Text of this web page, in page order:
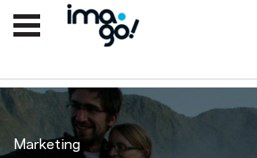
Marketing